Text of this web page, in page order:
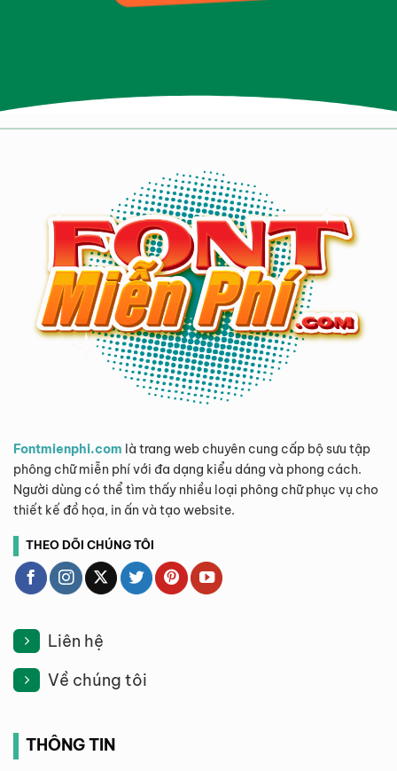
Fontmienphi.com là trang web chuyên cung cấp bộ sưu tập
phông chữ miễn phí với đa dạng kiểu dáng và phong cách.
Người dùng có thể tìm thấy nhiều loại phông chữ phục vụ cho
thiết kế đồ họa, in ấn và tạo website.
THEO DÕI CHÚNG TÔI
Liên hệ
Về chúng tôi
THÔNG TIN